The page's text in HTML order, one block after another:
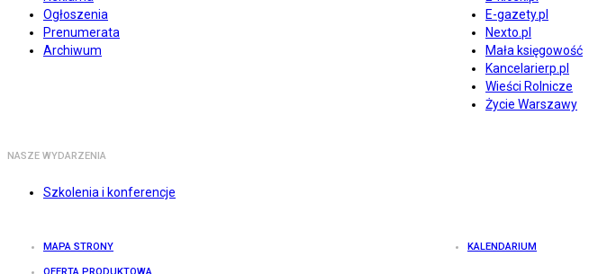
Ogłoszenia
Prenumerata
Archiwum
E-gazety.pl
Nexto.pl
Mała księgowość
Kancelarierp.pl
Wieści Rolnicze
Życie Warszawy
NASZE WYDARZENIA
Szkolenia i konferencje
MAPA STRONY KALENDARIUM